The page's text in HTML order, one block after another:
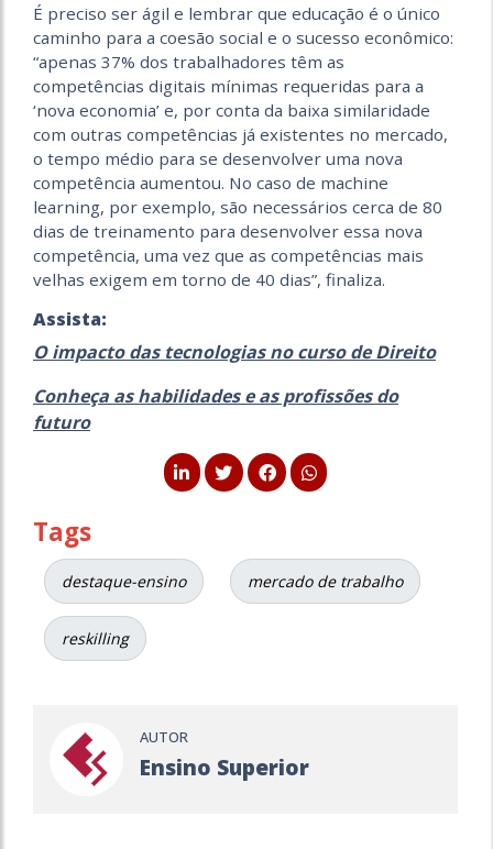
É preciso ser ágil e lembrar que educação é o único
caminho para a coesão social e o sucesso econômico:
“apenas 37% dos trabalhadores têm as
competências digitais mínimas requeridas para a
‘nova economia’ e, por conta da baixa similaridade
com outras competências já existentes no mercado,
o tempo médio para se desenvolver uma nova
competência aumentou. No caso de machine
learning, por exemplo, são necessários cerca de 80
dias de treinamento para desenvolver essa nova
competência, uma vez que as competências mais
velhas exigem em torno de 40 dias”, finaliza.
Assista:
O impacto das tecnologias no curso de Direito
Conheça as habilidades e as profissões do
futuro
Tags
destaque-ensino mercado de trabalho
reskilling
AUTOR
Ensino Superior